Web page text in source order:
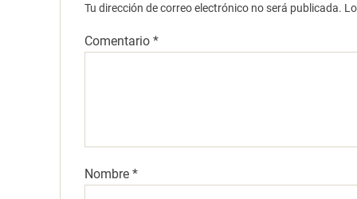
Tu dirección de correo electrónico no será publicada.
Comentario *
Nombre *